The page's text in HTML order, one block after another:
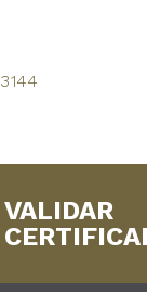
VALIDAR